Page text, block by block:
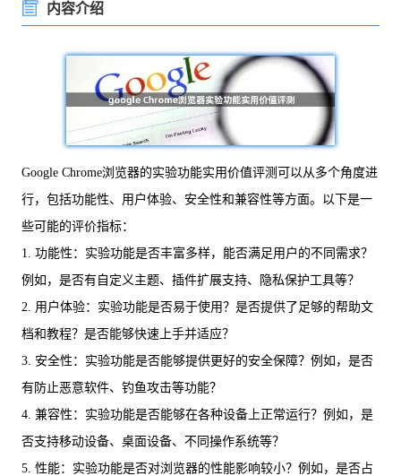
内容介绍
Google Chrome浏览器的实验功能实用价值评测可以从多个角度进
行，包括功能性、用户体验、安全性和兼容性等方面。以下是一
些可能的评价指标：
1. 功能性：实验功能是否丰富多样，能否满足用户的不同需求？
例如，是否有自定义主题、插件扩展支持、隐私保护工具等？
2. 用户体验：实验功能是否易于使用？是否提供了足够的帮助文
档和教程？是否能够快速上手并适应？
3. 安全性：实验功能是否能够提供更好的安全保障？例如，是否
有防止恶意软件、钓鱼攻击等功能？
4. 兼容性：实验功能是否能够在各种设备上正常运行？例如，是
否支持移动设备、桌面设备、不同操作系统等？
5. 性能：实验功能是否对浏览器的性能影响较小？例如，是否占